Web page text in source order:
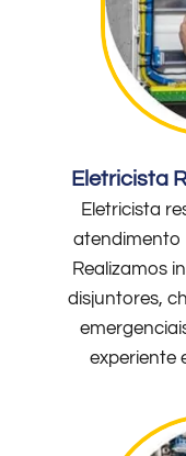
Eletricista
Eletricista
atendimento
Realizamos
disjuntores,
experiente